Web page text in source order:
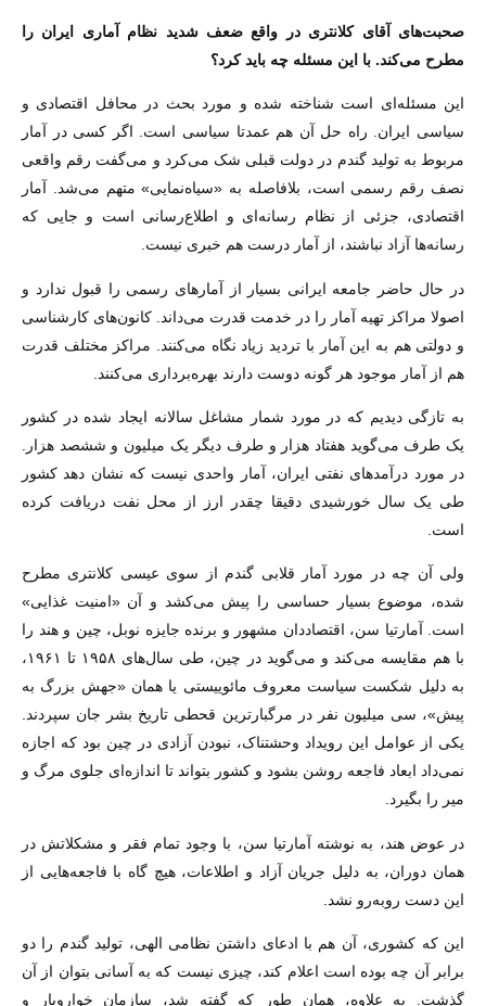
صحبت‌های آقای کلانتری در واقع ضعف شدید نظام آماری ایران را
مطرح می‌کند. با این مسئله چه باید کرد؟
این مسئله‌ای است شناخته شده و مورد بحث در محافل اقتصادی و
سیاسی ایران. راه حل آن هم عمدتا سیاسی است. اگر کسی در آمار
مربوط به تولید گندم در دولت قبلی شک می‌کرد و می‌گفت رقم واقعی
نصف رقم رسمی است، بلافاصله به «سیاه‌نمایی» متهم می‌شد. آمار
اقتصادی، جزئی از نظام رسانه‌ای و اطلاع‌رسانی است و جایی که
رسانه‌ها آزاد نباشند، از آمار درست هم خبری نیست.
در حال حاضر جامعه ایرانی بسیار از آمار‌های رسمی را قبول ندارد و
اصولا مراکز تهیه آمار را در خدمت قدرت می‌داند. کانون‌های کارشناسی
و دولتی هم به این آمار با تردید زیاد نگاه می‌کنند. مراکز مختلف قدرت
هم از آمار موجود هر گونه دوست دارند بهره‌برداری می‌کنند.
به تازگی دیدیم که در مورد شمار مشاغل سالانه ایجاد شده در کشور
یک طرف می‌گوید هفتاد هزار و طرف دیگر یک میلیون و ششصد هزار.
در مورد درآمد‌های نفتی ایران، آمار واحدی نیست که نشان دهد کشور
طی یک سال خورشیدی دقیقا چقدر ارز از محل نفت دریافت کرده
است.
ولی آن چه در مورد آمار قلابی گندم از سوی عیسی کلانتری مطرح
شده، موضوع بسیار حساسی را پیش می‌کشد و آن «امنیت غذایی»
است. آمارتیا سن، اقتصاددان مشهور و برنده جایزه نوبل، چین و هند را
با هم مقایسه می‌کند و می‌گوید در چین، طی سال‌های ۱۹۵۸ تا ۱۹۶۱،
به دلیل شکست سیاست معروف مائوییستی یا همان «جهش بزرگ به
پیش»، سی میلیون نفر در مرگبارترین قحطی تاریخ بشر جان سپردند.
یکی از عوامل این رویداد وحشتناک، نبودن آزادی در چین بود که اجازه
نمی‌داد ابعاد فاجعه روشن بشود و کشور بتواند تا اندازه‌ای جلوی مرگ و
میر را بگیرد.
در عوض هند، به نوشته آمارتیا سن، با وجود تمام فقر و مشکلاتش در
همان دوران، به دلیل جریان آزاد و اطلاعات، هیچ گاه با فاجعه‌هایی از
این دست روبه‌رو نشد.
این که کشوری، آن هم با ادعای داشتن نظامی الهی، تولید گندم را دو
برابر آن چه بوده است اعلام کند، چیزی نیست که به آسانی بتوان از آن
گذشت. به علاوه، همان طور که گفته شد، سازمان خواروبار و